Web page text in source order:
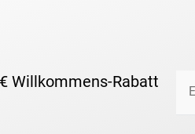
Willkommens-Rabatt